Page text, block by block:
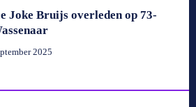
Joke Bruijs overleden op 73-
2025